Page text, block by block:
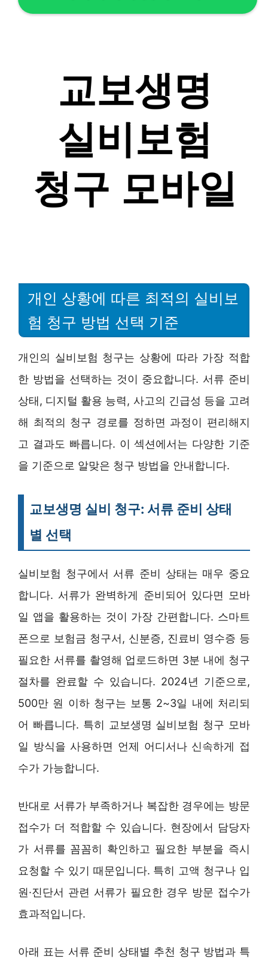
개인 상황에 따른 최적의 실비보
험 청구 방법 선택 기준
개인의 실비보험 청구는 상황에 따라 가장 적합
한 방법을 선택하는 것이 중요합니다. 서류 준비
상태, 디지털 활용 능력, 사고의 긴급성 등을 고려
해 최적의 청구 경로를 정하면 과정이 편리해지
고 결과도 빠릅니다. 이 섹션에서는 다양한 기준
을 기준으로 알맞은 청구 방법을 안내합니다.
교보생명 실비 청구: 서류 준비 상태
별 선택
실비보험 청구에서 서류 준비 상태는 매우 중요
합니다. 서류가 완벽하게 준비되어 있다면 모바
일 앱을 활용하는 것이 가장 간편합니다. 스마트
폰으로 보험금 청구서, 신분증, 진료비 영수증 등
필요한 서류를 촬영해 업로드하면 3분 내에 청구
절차를 완료할 수 있습니다. 2024년 기준으로,
500만 원 이하 청구는 보통 2~3일 내에 처리되
어 빠릅니다. 특히 교보생명 실비보험 청구 모바
일 방식을 사용하면 언제 어디서나 신속하게 접
수가 가능합니다.
반대로 서류가 부족하거나 복잡한 경우에는 방문
접수가 더 적합할 수 있습니다. 현장에서 담당자
가 서류를 꼼꼼히 확인하고 필요한 부분을 즉시
요청할 수 있기 때문입니다. 특히 고액 청구나 입
원·진단서 관련 서류가 필요한 경우 방문 접수가
효과적입니다.
아래 표는 서류 준비 상태별 추천 청구 방법과 특